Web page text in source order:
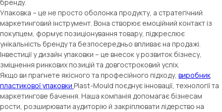
бренду.
Упаковка – це не просто оболонка продукту, а стратегічний
маркетинговий інструмент. Вона створює емоційний контакт із
покупцем, формує позиціонування товару, підкреслює
унікальність бренду та безпосередньо впливає на продажі.
Інвестиції у дизайн упаковки – це внесок у розвиток бізнесу,
зміцнення ринкових позицій та довгостроковий успіх.
Якщо ви прагнете якісного та професійного підходу, виробник
пластикової упаковки Plast-Mould поєднує інновації, технології та
маркетингове бачення. Наша компанія допомагає бізнесам
рости, розширювати аудиторію й закріплювати лідерство на